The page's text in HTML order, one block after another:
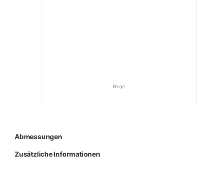
Beige
Abmessungen
Zusätzliche Informationen